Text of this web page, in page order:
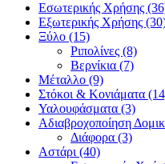
Εσωτερικής Χρήσης
Εξωτερικής Χρήσης
Ξύλο (15)
Ριπολίνες (8)
Βερνίκια (7)
Μέταλλο (9)
Στόκοι & Κονιάματα
Υαλουφάσματα (3)
Αδιαβροχοποίηση
Διάφορα (3)
Αστάρι (40)